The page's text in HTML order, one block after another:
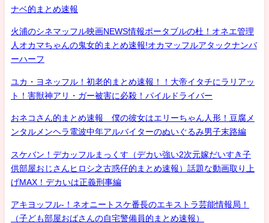
ナベ的まとめ速報
火浦のシネマッフル映画NEWS情報ポータブルの杜！オネエ管理
人オカマちゃんの鬼女的まとめ速報!オカマッフルアタックナンバ
ーハーフ
ユカ・ヨネッフル！初老的まとめ速報！！大帝イタチにラリアッ
ト！害獣神アリ・ガー被害に必殺！パイルドライバー
おネコさん的まとめ速報 僕の彼女はエリーちゃん人形！豆腐メ
ンタルメンヘラ電波中年アルバイターのぬいぐるみ男子末路編
スケバン！デカッフルまっくす（デカい強い2次元嫁だいすき子
供部屋おじさんヒロシ之古惑仔的まとめ速報）話題な動画取り上
げMAX！デカいは正義刑事編
アキヨッフル-！ネオニートスケ番長のエキストラ芸能情報局！
（子ども部屋おばさんの自宅警備員的まとめ速報）